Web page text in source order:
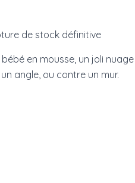
de stock définitive
bébé en mousse, un joli
angle, ou contre un mur.